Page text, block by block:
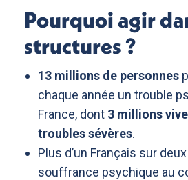
Pourquoi agir
structures ?
13 millions de personnes
chaque année un trouble
France, dont 3 millions
troubles sévères.
Plus d’un Français sur
souffrance psychique au